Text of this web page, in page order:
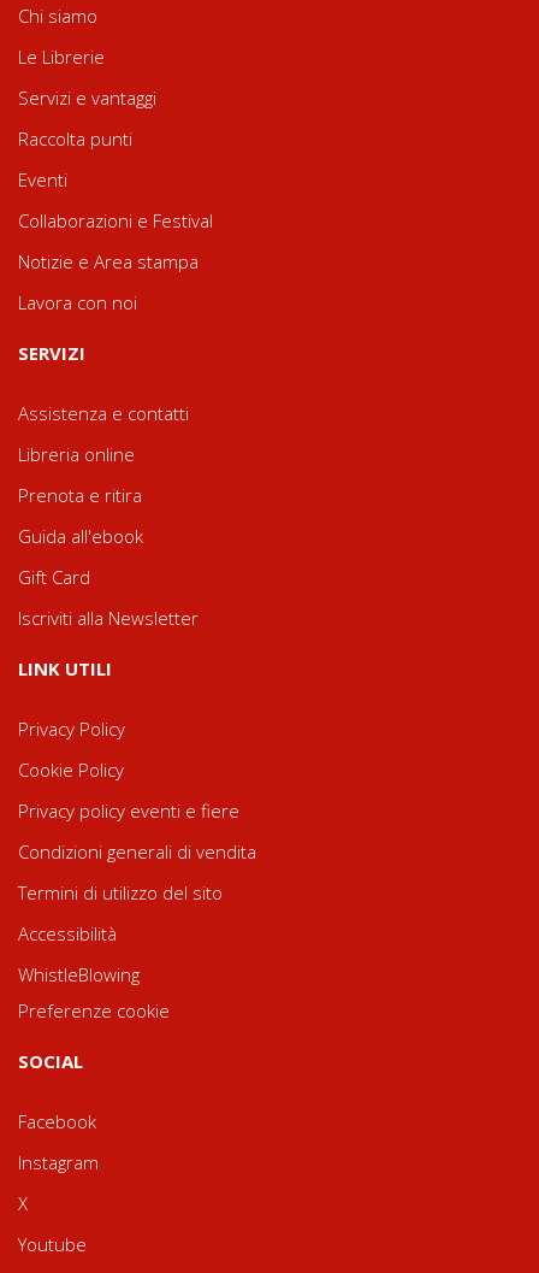
Chi siamo
Le Librerie
Servizi e vantaggi
Raccolta punti
Eventi
Collaborazioni e Festival
Notizie e Area stampa
Lavora con noi
SERVIZI
Assistenza e contatti
Libreria online
Prenota e ritira
Guida all'ebook
Gift Card
Iscriviti alla Newsletter
LINK UTILI
Privacy Policy
Cookie Policy
Privacy policy eventi e fiere
Condizioni generali di vendita
Termini di utilizzo del sito
Accessibilità
WhistleBlowing
Preferenze cookie
SOCIAL
Facebook
Instagram
X
Youtube